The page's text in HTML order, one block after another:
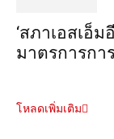
‘สภาเอสเอ็
มาตรการการ
โหลดเพิ่มเติม